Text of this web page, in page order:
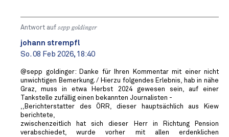
Antwort auf sepp goldinger
johann strempfl
So. 08 Feb 2026, 18:40
@sepp goldinger: Danke für Ihren Kommentar mit einer nicht
unwichtigen Bemerkung. / Hierzu folgendes Erlebnis, hab in nähe
Graz, muss in etwa Herbst 2024 gewesen sein, auf einer
Tankstelle zufällig einen bekannten Journalisten -
,,Berichterstatter des ÖRR, dieser hauptsächlich aus Kiew
berichtete,
zwischenzeitlich hat sich dieser Herr in Richtung Pension
verabschiedet, wurde vorher mit allen erdenklichen